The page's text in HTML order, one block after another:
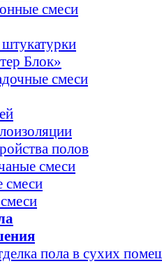
смеси
Блок»
смеси
полов
смеси
смеси
пола в сухих